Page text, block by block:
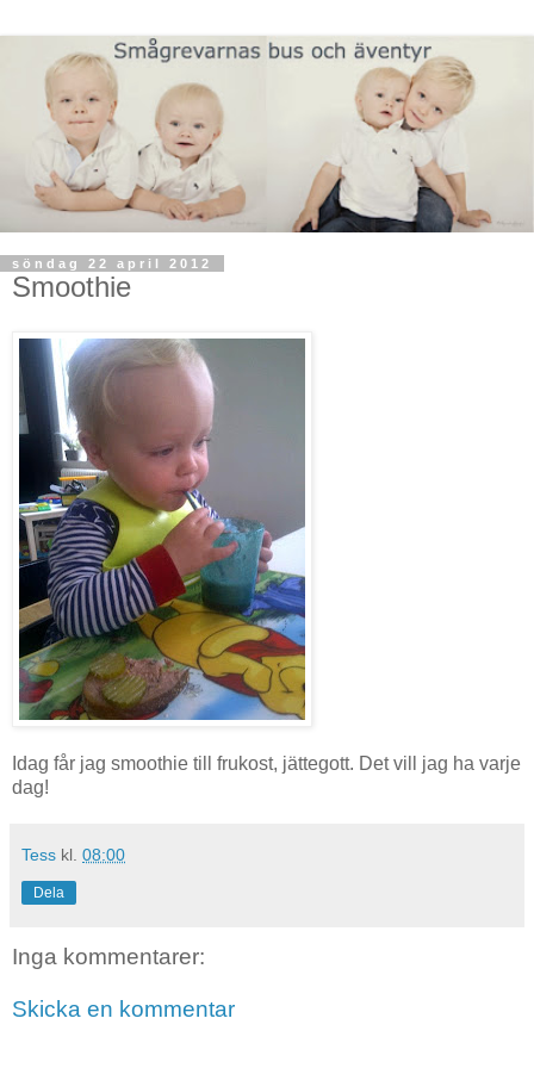
söndag 22 april 2012
Smoothie
Idag får jag smoothie till frukost, jättegott. Det vill jag ha varje
dag!
Tess kl. 08:00
Dela
Inga kommentarer:
Skicka en kommentar